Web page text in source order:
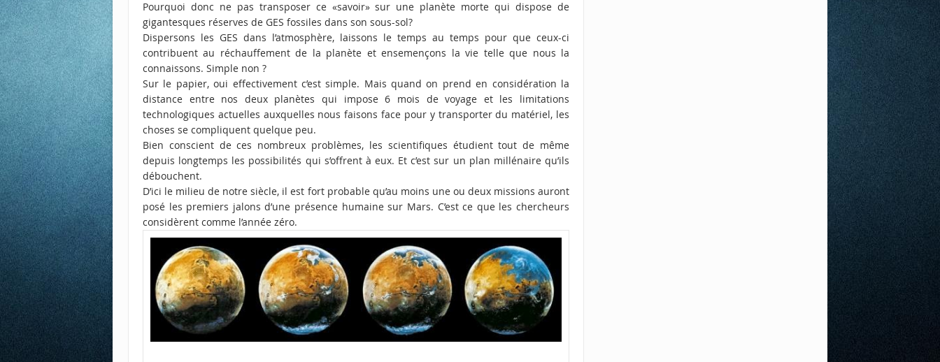
Pourquoi donc ne pas transposer ce «savoir» sur une planète morte qui dispose de
gigantesques réserves de GES fossiles dans son sous-sol?
Dispersons les GES dans l’atmosphère, laissons le temps au temps pour que ceux-ci
contribuent au réchauffement de la planète et ensemençons la vie telle que nous la
connaissons. Simple non ?
Sur le papier, oui effectivement c’est simple. Mais quand on prend en considération la
distance entre nos deux planètes qui impose 6 mois de voyage et les limitations
technologiques actuelles auxquelles nous faisons face pour y transporter du matériel, les
choses se compliquent quelque peu.
Bien conscient de ces nombreux problèmes, les scientifiques étudient tout de même
depuis longtemps les possibilités qui s’offrent à eux. Et c’est sur un plan millénaire qu’ils
débouchent.
D’ici le milieu de notre siècle, il est fort probable qu’au moins une ou deux missions auront
posé les premiers jalons d’une présence humaine sur Mars. C’est ce que les chercheurs
considèrent comme l’année zéro.